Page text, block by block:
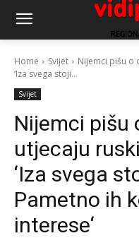
Home Svijet
Nijemci pišu o
‘Iza svega stoji...
Svijet
Nijemci pišu
utjecaju
‘Iza svega
Pametno ih
interese‘